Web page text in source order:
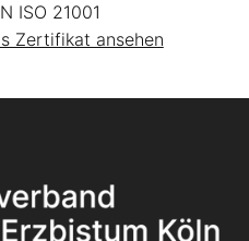
ISO 21001
Zertifikat ansehen